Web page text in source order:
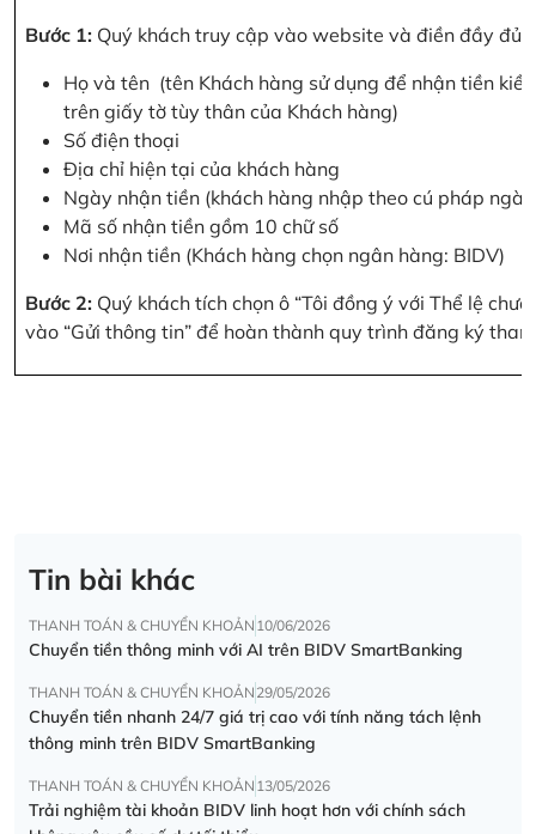
Bước 1: Quý khách truy cập vào website và điền đầy đủ
Họ và tên (tên Khách hàng sử dụng để nhận tiền
trên giấy tờ tùy thân của Khách hàng)
Số điện thoại
Địa chỉ hiện tại của khách hàng
Ngày nhận tiền (khách hàng nhập theo cú pháp
Mã số nhận tiền gồm 10 chữ số
Nơi nhận tiền (Khách hàng chọn ngân hàng: BIDV)
Bước 2: Quý khách tích chọn ô “Tôi đồng ý với Thể lệ
vào “Gửi thông tin” để hoàn thành quy trình đăng ký
Tin bài khác
THANH TOÁN & CHUYỂN KHOẢN 10/06/2026
Chuyển tiền thông minh với AI trên BIDV SmartBanking
THANH TOÁN & CHUYỂN KHOẢN 29/05/2026
Chuyển tiền nhanh 24/7 giá trị cao với tính năng tách lệnh
thông minh trên BIDV SmartBanking
THANH TOÁN & CHUYỂN KHOẢN 13/05/2026
Trải nghiệm tài khoản BIDV linh hoạt hơn với chính sách